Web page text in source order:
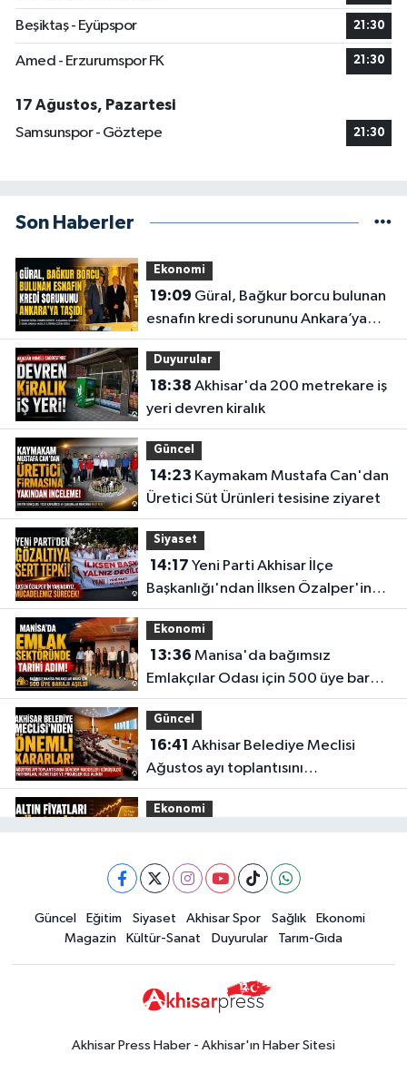
Beşiktaş - Eyüpspor 21:30
Amed - Erzurumspor FK 21:30
17 Ağustos, Pazartesi
Samsunspor - Göztepe
21:30
Son Haberler
Ekonomi
19:09
esnafın kredi sorununu Ankara’ya
taşıdı
Duyurular
18:38
yeri devren kiralık
Güncel
14:23
Üretici Süt Ürünleri tesisine ziyaret
Siyaset
14:17
Başkanlığı'ndan İlksen Özalper'in
gözaltına alınmasına tepki
Ekonomi
13:36
Emlakçılar Odası için 500 üye barajı
aşıldı
Güncel
16:41
Ağustos ayı toplantısını
gerçekleştirdi
Ekonomi
15:02Akhisar'da sıcak hava etkisini
sürdürüyor! İşte 5 günlük hava
Güncel
14:53
Güncel Eğitim Siyaset Akhisar Spor Sağlık
Ekonomi
Magazin
Kültür-Sanat Duyurular Tarım-Gıda
Akhisar Press Haber - Akhisar'ın Haber Sitesi